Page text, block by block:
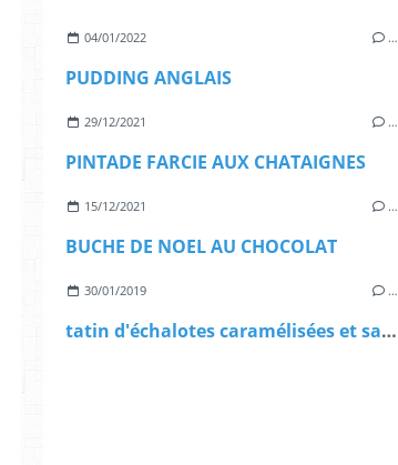
04/01/2022 …
PUDDING ANGLAIS
29/12/2021 …
PINTADE FARCIE AUX CHATAIGNES
15/12/2021 …
BUCHE DE NOEL AU CHOCOLAT
30/01/2019 …
tatin d'échalotes caramélisées et sa coquille Saint Jacques